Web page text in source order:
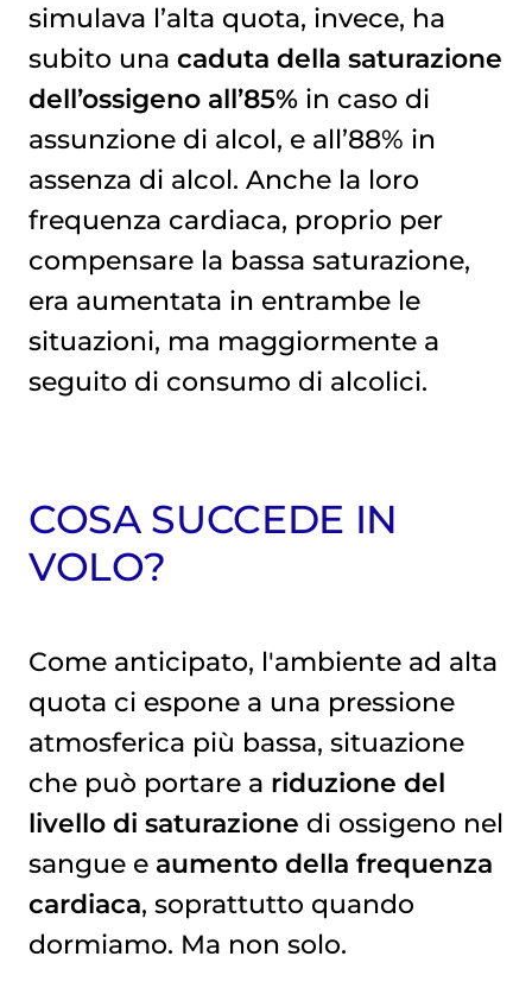
simulava l’alta quota, invece, ha
subito una caduta della saturazione
dell’ossigeno all’85%in caso di
assunzione di alcol, e all’88% in
assenza di alcol. Anche la loro
frequenza cardiaca, proprio per
compensare la bassa saturazione,
era aumentata in entrambe le
situazioni, ma maggiormente a
seguito di consumo di alcolici.
COSA SUCCEDE IN
VOLO?
Come anticipato, l'ambiente ad alta
quota ci espone a una pressione
atmosferica più bassa, situazione
che può portare a riduzione del
livello di saturazione di ossigeno nel
sangue e aumento della frequenza
cardiaca, soprattutto quando
dormiamo. Ma non solo.